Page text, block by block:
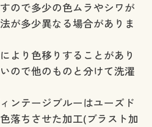
ので多少の色ムラやシワが
が多少異なる場合がありま
より色移りすることがあり
ので他のものと分けて洗濯
ンテージブルーはユーズド
落ちさせた加工(ブラスト加